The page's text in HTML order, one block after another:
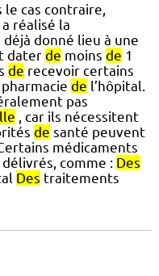
le cas contraire,
réalisé la
déjà donné lieu à une
dater de moins de 1
de recevoir certains
de l’hôpital.
pas
, car ils nécessitent
de santé peuvent
médicaments
comme : Des
Des traitements